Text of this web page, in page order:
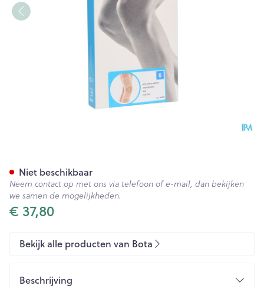
€ 37,80
Niet beschikbaar
Neem contact op met ons via telefoon of e-mail, dan bekijken
we samen de mogelijkheden.
Bekijk alle producten van Bota
Beschrijving